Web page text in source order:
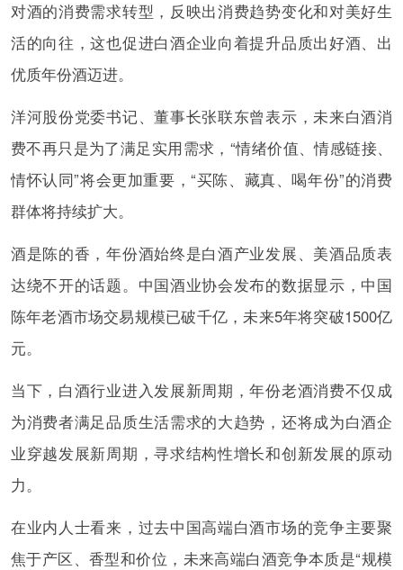
对酒的消费需求转型，反映出消费趋势变化和对美好生
活的向往，这也促进白酒企业向着提升品质出好酒、出
优质年份酒迈进。
洋河股份党委书记、董事长张联东曾表示，未来白酒消
费不再只是为了满足实用需求，“情绪价值、情感链接、
情怀认同”将会更加重要，“买陈、藏真、喝年份”的消费
群体将持续扩大。
酒是陈的香，年份酒始终是白酒产业发展、美酒品质表
达绕不开的话题。中国酒业协会发布的数据显示，中国
陈年老酒市场交易规模已破千亿，未来5年将突破1500亿
元。
当下，白酒行业进入发展新周期，年份老酒消费不仅成
为消费者满足品质生活需求的大趋势，还将成为白酒企
业穿越发展新周期，寻求结构性增长和创新发展的原动
力。
在业内人士看来，过去中国高端白酒市场的竞争主要聚
焦于产区、香型和价位，未来高端白酒竞争本质是“规模